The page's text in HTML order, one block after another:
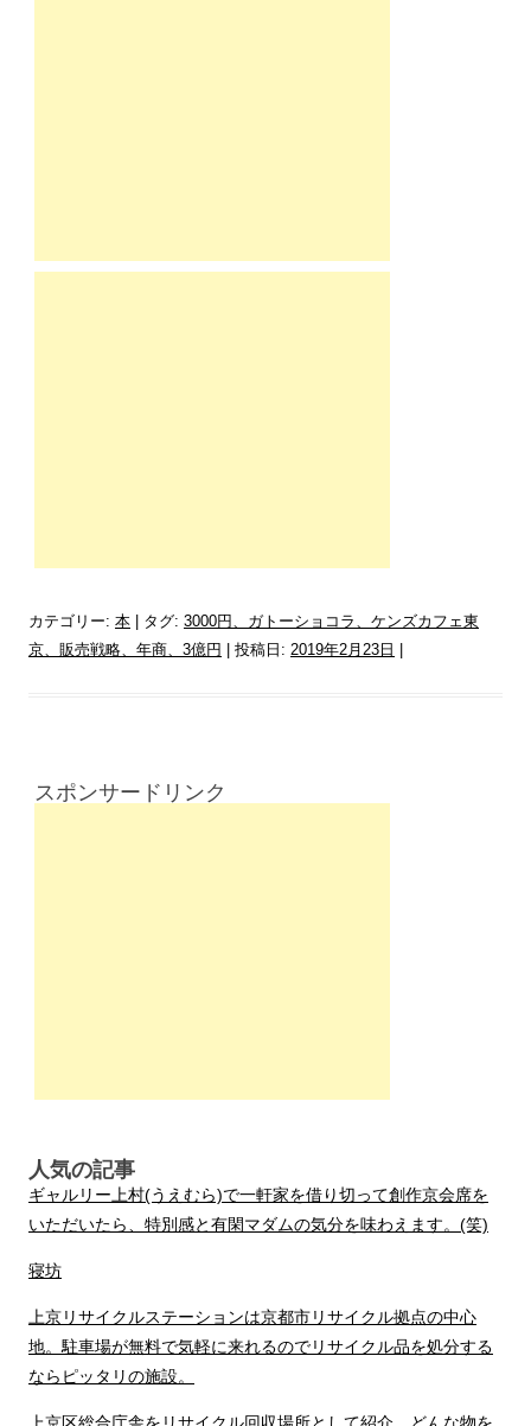
カテゴリー: 本 | タグ: 3000円、ガトーショコラ、ケンズカフェ東
京、販売戦略、年商、3億円
| 投稿日: 2019年2月23日
スポンサードリンク
人気の記事
ギャルリー上村(うえむら)で一軒家を借り切って創作京会席を
いただいたら、特別感と有閑マダムの気分を味わえます。(笑)
寝坊
上京リサイクルステーションは京都市リサイクル拠点の中心
地。駐車場が無料で気軽に来れるのでリサイクル品を処分する
ならピッタリの施設。